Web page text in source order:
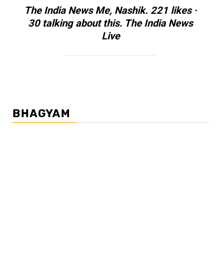
The India News Me, Nashik. 221 likes ·
30 talking about this. The India News
Live
BHAGYAM